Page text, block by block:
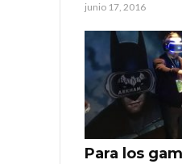
junio 17, 2016
Para los